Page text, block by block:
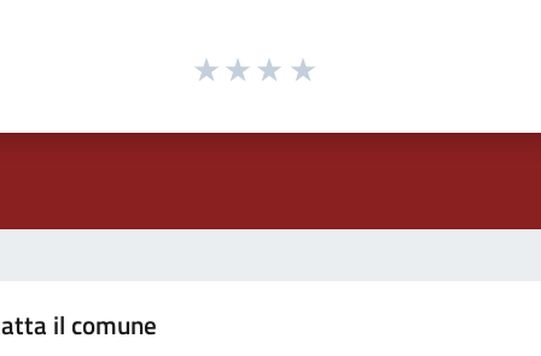
il comune